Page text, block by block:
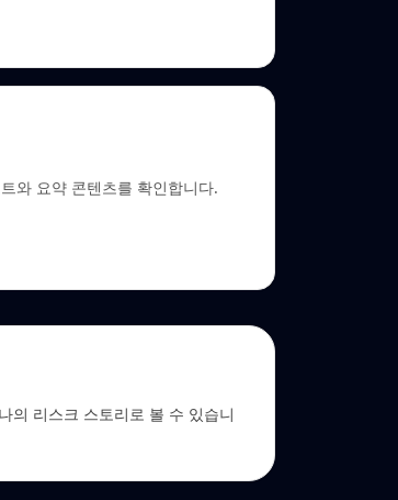
와 요약 콘텐츠를 확인합니다.
리스크 스토리로 볼 수 있습니